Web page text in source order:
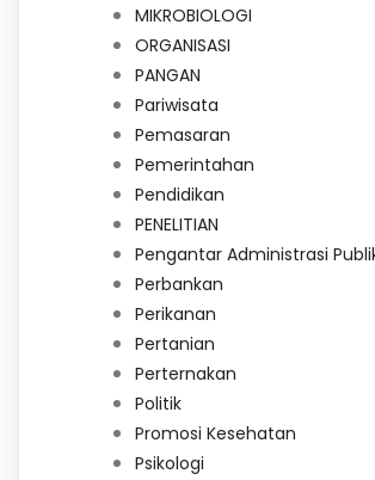
MIKROBIOLOGI
ORGANISASI
PANGAN
Pariwisata
Pemasaran
Pemerintahan
Pendidikan
PENELITIAN
Pengantar Administrasi
Perbankan
Perikanan
Pertanian
Perternakan
Politik
Promosi Kesehatan
Psikologi